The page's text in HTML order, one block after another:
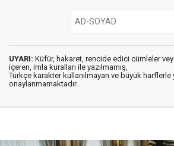
UYARI: Küfür, hakaret, rencide edici cümleler
içeren, imla kuralları ile yazılmamış,
Türkçe karakter kullanılmayan ve büyük harflerle
onaylanmamaktadır.